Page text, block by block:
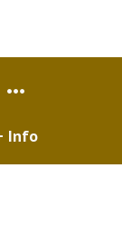
Info